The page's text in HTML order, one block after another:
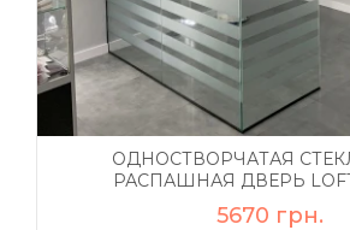
ОДНОСТВОРЧАТАЯ
РАСПАШНАЯ ДВЕРЬ
5670 грн.